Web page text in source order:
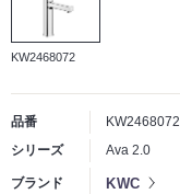
KW2468072
品番
KW2468072
シリーズ
Ava 2.0
ブランド KWC